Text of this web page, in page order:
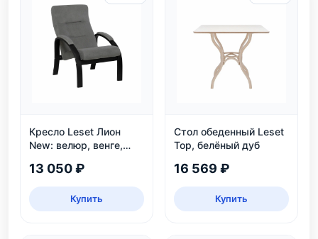
Кресло Leset Лион
New: велюр, венге,
нагрузка 120 кг
13 050 ₽
Купить
Стол обеденный Leset
Тор, белёный дуб
16 569 ₽
Купить